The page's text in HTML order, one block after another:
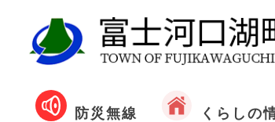
防災無線 くらしの